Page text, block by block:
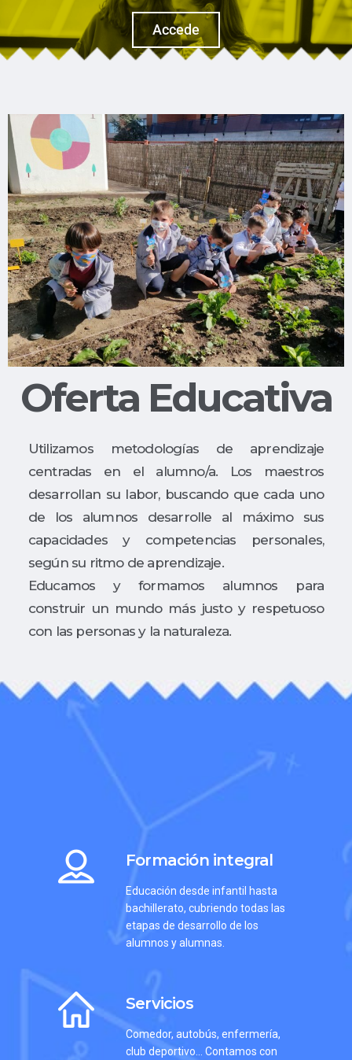
Accede
Oferta Educativa
Utilizamos metodologías de aprendizaje
centradas en el alumno/a. Los maestros
desarrollan su labor, buscando que cada uno
de los alumnos desarrolle al máximo sus
capacidades y competencias personales,
según su ritmo de aprendizaje.
Educamos y formamos alumnos para
construir un mundo más justo y respetuoso
con las personas y la naturaleza.
Formación integral
Educación desde infantil hasta
bachillerato, cubriendo todas las
etapas de desarrollo de los
alumnos y alumnas.
Servicios
Comedor, autobús, enfermería,
club deportivo... Contamos con